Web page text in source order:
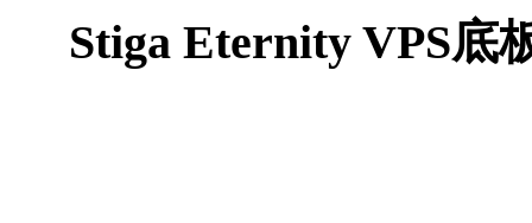
Stiga Eternity VPS底